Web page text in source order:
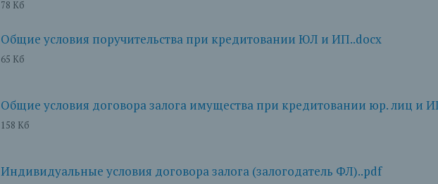
78 Кб
Общие условия поручительства при кредитовании ЮЛ и ИП..docx
65 Кб
Общие условия договора залога имущества при кредитовании юр. лиц и
158 Кб
Индивидуальные условия договора залога (залогодатель ФЛ)..pdf